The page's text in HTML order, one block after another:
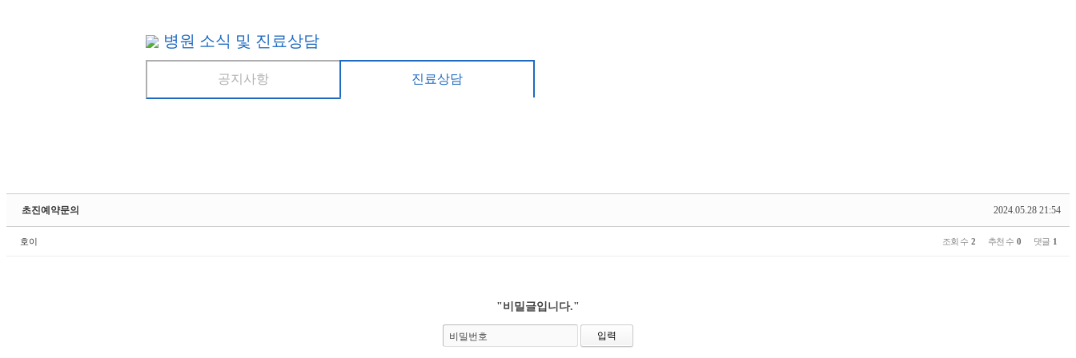
병원 소식 및 진료상담
공지사항 진료상담
2024.05.28 21:54
초진예약문의
호이 조회 수 2 추천 수 0 댓글 1
"비밀글입니다."
비밀번호